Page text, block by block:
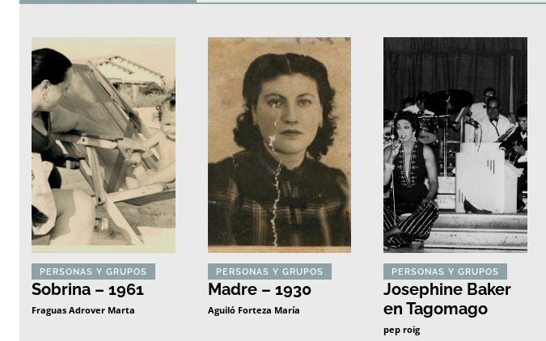
PERSONAS Y GRUPOS
Sobrina – 1961
Fraguas Adrover Marta
PERSONAS Y GRUPOS
Madre – 1930
Aguiló Forteza María
PERSONAS Y GRUPOS
Josephine Baker
en Tagomago
pep roig